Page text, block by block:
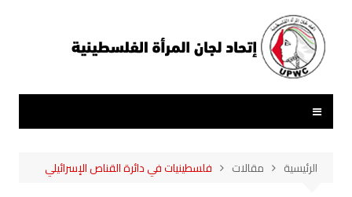
المحتوى
الرئيسية مقالات فلسطينيات في دائرة القناص الإسرائيلي